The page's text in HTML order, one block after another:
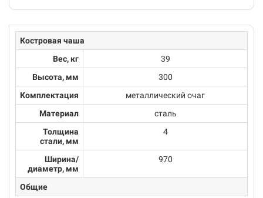
Костровая чаша
Вес, кг
39
Высота, мм
300
Комплектация
металлический очаг
Материал
сталь
Толщина
стали, мм
4
Ширина/
диаметр, мм
970
Общие